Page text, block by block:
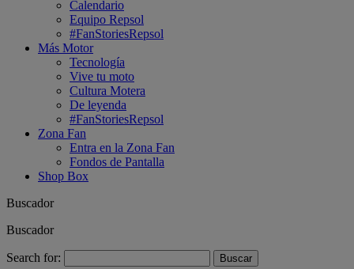
Calendario
Equipo Repsol
#FanStoriesRepsol
Más Motor
Tecnología
Vive tu moto
Cultura Motera
De leyenda
#FanStoriesRepsol
Zona Fan
Entra en la Zona Fan
Fondos de Pantalla
Shop Box
Buscador
Buscador
Search for: